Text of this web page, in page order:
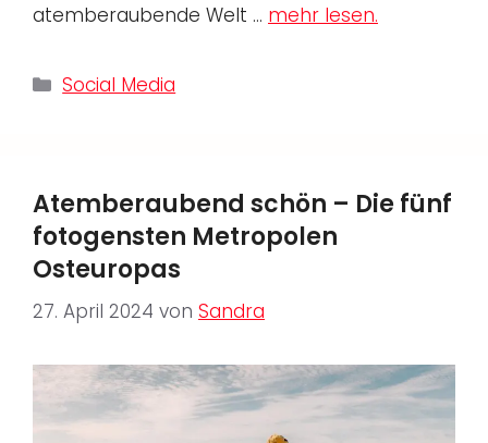
atemberaubende Welt … mehr lesen.
Kategorien
Social Media
Atemberaubend schön – Die fünf
fotogensten Metropolen
Osteuropas
27. April 2024 von Sandra